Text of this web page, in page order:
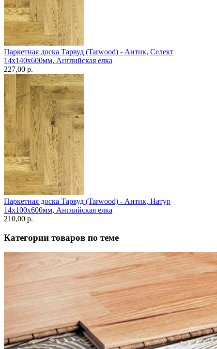
Паркетная доска Тарвуд (Tarwood) - Антик, Селект
14х140х600мм, Английская елка
227,00 p.
Паркетная доска Тарвуд (Tarwood) - Антик, Натур
14х100х600мм, Английская елка
210,00 p.
Категории товаров по теме